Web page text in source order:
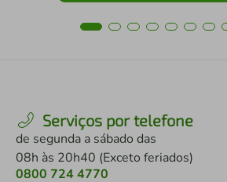
Serviços por telefone
de segunda a sábado das
08h às 20h40 (Exceto feriados)
0800 724 4770